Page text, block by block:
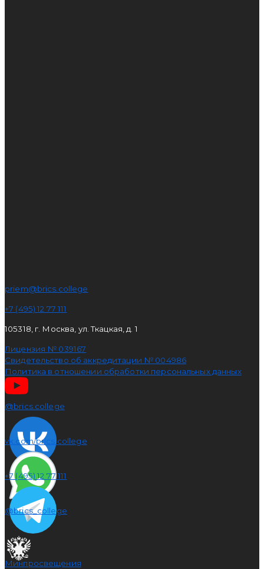
priem@brics.college
+7 (495) 12 77 111
105318, г. Москва, ул. Ткацкая, д. 1
Лицензия № 039167
Свидетельство об аккредитации № 004986
Политика в отношении обработки персональных данных
@brics.college
vk.com/brics.college
+7 (495) 12 77 111
@brics_college
Минпросвещения